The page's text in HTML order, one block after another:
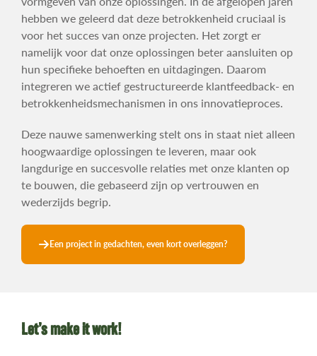
Let’s make it work!
hebben we geleerd dat deze betrokkenheid cruciaal is
voor het succes van onze projecten. Het zorgt er
namelijk voor dat onze oplossingen beter aansluiten op
hun specifieke behoeften en uitdagingen. Daarom
integreren we actief gestructureerde klantfeedback- en
betrokkenheidsmechanismen in ons innovatieproces.
Deze nauwe samenwerking stelt ons in staat niet alleen
hoogwaardige oplossingen te leveren, maar ook
langdurige en succesvolle relaties met onze klanten op
te bouwen, die gebaseerd zijn op vertrouwen en
wederzijds begrip.
Een project in gedachten, even kort overleggen?